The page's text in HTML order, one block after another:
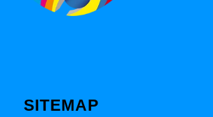
SITEMAP